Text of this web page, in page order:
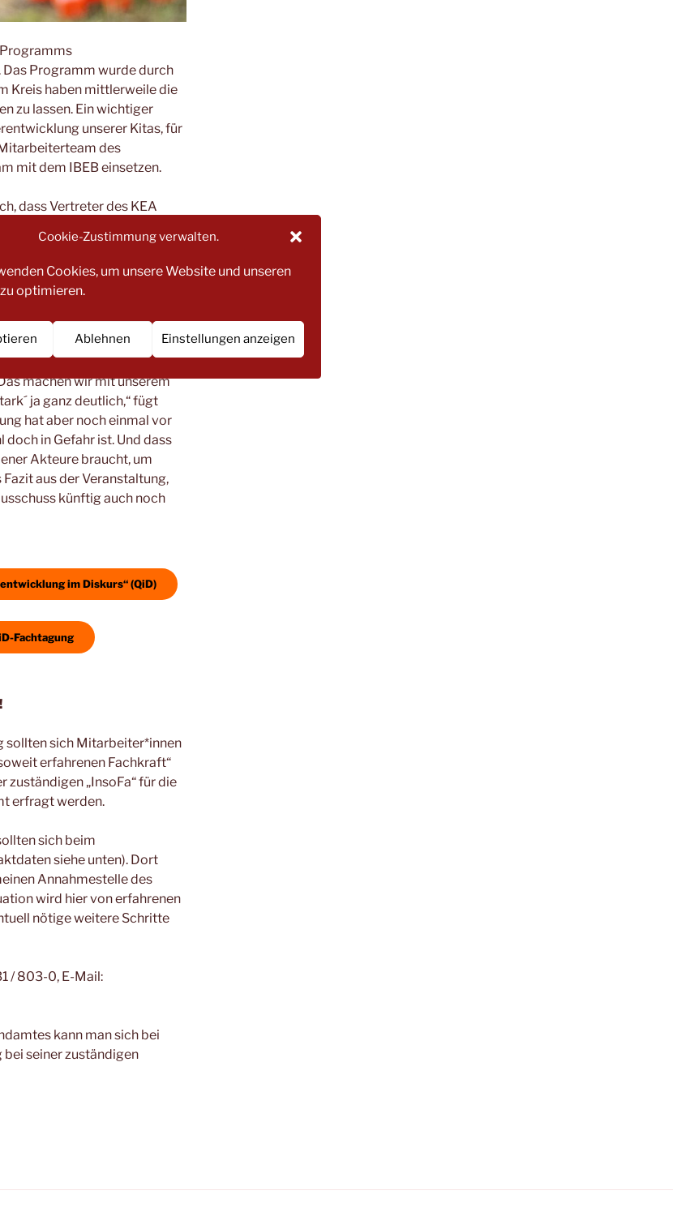
Cookie-Zustimmung verwalten.
Cookies, um unsere Website und unseren
optimieren.
Ablehnen Einstellungen anzeigen
Das Programm wurde durch
Kreis haben mittlerweile die
zu lassen. Ein wichtiger
unserer Kitas, für
des
mit dem IBEB einsetzen.
dass Vertreter des KEA
betont Christoph Zimmer, 1.
weil wir alle natürlich selbst
mit einbringen
wichtiger Bestanteil unserer
an solchen
unterschiedlichen Akteuren
sich auszutauschen und
„Das Kindswohl steht
machen wir mit unserem
ja ganz deutlich,“ fügt
hat aber noch einmal vor
in Gefahr ist. Und dass
Akteure braucht, um
aus der Veranstaltung,
künftig auch noch
im Diskurs“ (QiD)
Fachtagung
sollten sich Mitarbeiter*innen
erfahrenen Fachkraft“
zuständigen „InsoFa“ für die
erfragt werden.
sich beim
siehe unten). Dort
Annahmestelle des
wird hier von erfahrenen
nötige weitere Schritte
/ 803-0, E-Mail:
kann man sich bei
seiner zuständigen